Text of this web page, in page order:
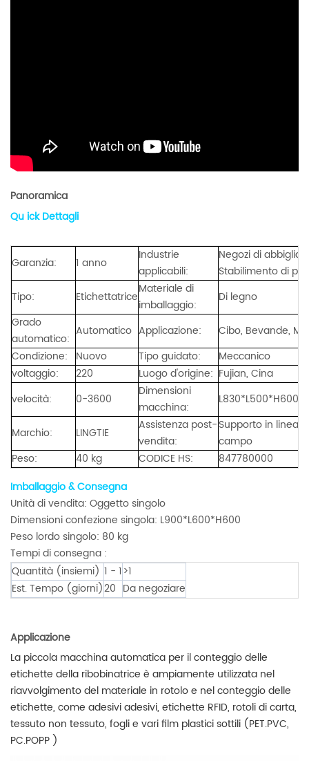
Panoramica
Quick Dettagli
Garanzia: 1 anno
Industrie
applicabili:
Negozi di
Stabilimento di
Tipo:
Etichettatrice
Materiale di
imballaggio:
Di legno
Grado
automatico:
Automatico Applicazione:
Cibo, Bevande,
Condizione:
Nuovo Tipo guidato:
Meccanico
voltaggio:
220 Luogo d'origine: Fujian, Cina
velocità:
0-3600
Dimensioni
macchina:
Marchio: LINGTIE
Assistenza post-
vendita:
Supporto in linea,
campo
Peso:
40 kg CODICE HS:
847780000
Imballaggio & Consegna
Unità di vendita: Oggetto singolo
Dimensioni confezione singola: L900*L600*H600
Peso lordo singolo: 80 kg
Tempi di consegna :
Quantità (insiemi) 1 - 1 >1
Est. Tempo (giorni)20 Da negoziare
Applicazione
La piccola macchina automatica per il conteggio delle
etichette della ribobinatrice è ampiamente utilizzata nel
riavvolgimento del materiale in rotolo e nel conteggio delle
etichette, come adesivi adesivi, etichette RFID, rotoli di carta,
tessuto non tessuto, fogli e vari film plastici sottili (PET.PVC,
PC.POPP )